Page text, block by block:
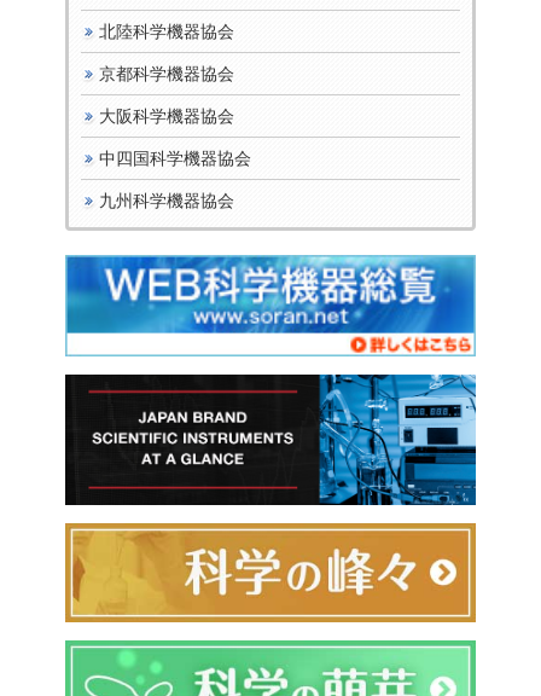
北陸科学機器協会
京都科学機器協会
大阪科学機器協会
中四国科学機器協会
九州科学機器協会